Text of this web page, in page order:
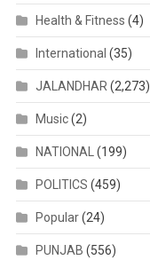
Health & Fitness (4)
International (35)
JALANDHAR (2,273)
Music(2)
NATIONAL (199)
POLITICS (459)
Popular(24)
PUNJAB (556)